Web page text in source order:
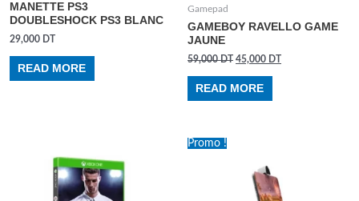
MANETTE PS3
DOUBLESHOCK PS3 BLANC
29,000 DT
READ MORE
Gamepad
GAMEBOY RAVELLO GAME
JAUNE
59,000DT 45,000 DT
READ MORE
Promo !